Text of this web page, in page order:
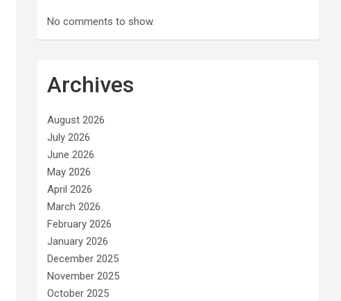
No comments to show.
Archives
August 2026
July 2026
June 2026
May 2026
April 2026
March 2026
February 2026
January 2026
December 2025
November 2025
October 2025